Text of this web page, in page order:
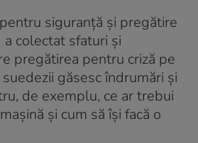
siguranță și pregătire
a colectat sfaturi și
pregătirea pentru criză pe
găsesc îndrumări și
de exemplu, ce ar trebui
și cum să își facă o